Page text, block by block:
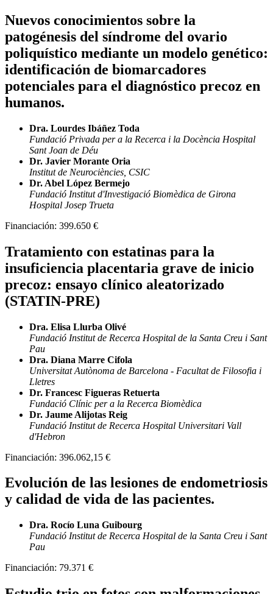
Nuevos conocimientos sobre la
patogénesis del síndrome del ovario
poliquístico mediante un modelo genético:
identificación de biomarcadores
potenciales para el diagnóstico precoz en
humanos.
Dra. Lourdes Ibáñez Toda
Fundació Privada per a la Recerca i la Docència Hospital
Sant Joan de Déu
Dr. Javier Morante Oria
Institut de Neurociències, CSIC
Dr. Abel López Bermejo
Fundació Institut d'Investigació Biomèdica de Girona
Hospital Josep Trueta
Financiación: 399.650 €
Tratamiento con estatinas para la
insuficiencia placentaria grave de inicio
precoz: ensayo clínico aleatorizado
(STATIN-PRE)
Dra. Elisa Llurba Olivé
Fundació Institut de Recerca Hospital de la Santa Creu i Sant
Pau
Dra. Diana Marre Cifola
Universitat Autònoma de Barcelona - Facultat de Filosofia i
Lletres
Dr. Francesc Figueras Retuerta
Fundació Clínic per a la Recerca Biomèdica
Dr. Jaume Alijotas Reig
Fundació Institut de Recerca Hospital Universitari Vall
d'Hebron
Financiación: 396.062,15 €
Evolución de las lesiones de endometriosis
y calidad de vida de las pacientes.
Dra. Rocío Luna Guibourg
Fundació Institut de Recerca Hospital de la Santa Creu i Sant
Pau
Financiación: 79.371 €